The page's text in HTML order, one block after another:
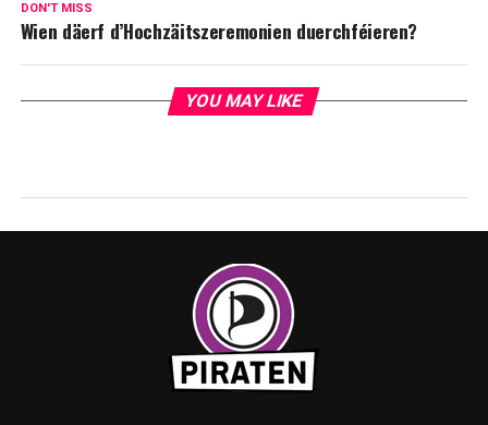
DON'T MISS
Wien däerf d’Hochzäitszeremonien duerchféieren?
YOU MAY LIKE